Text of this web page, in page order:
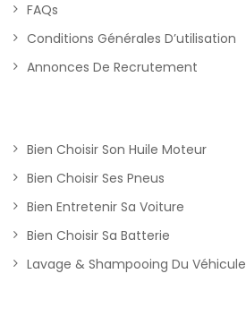
FAQs
Conditions Générales D’utilisation
Annonces De Recrutement
Bien Choisir Son Huile Moteur
Bien Choisir Ses Pneus
Bien Entretenir Sa Voiture
Bien Choisir Sa Batterie
Lavage & Shampooing Du Véhicule